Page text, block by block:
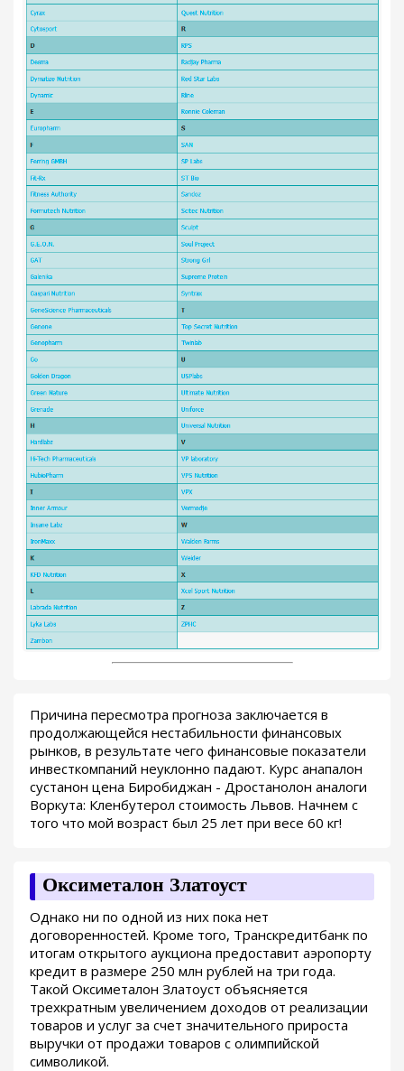
Причина пересмотра прогноза заключается в
продолжающейся нестабильности финансовых
рынков, в результате чего финансовые показатели
инвесткомпаний неуклонно падают. Курс анапалон
сустанон цена Биробиджан - Дростанолон аналоги
Воркута: Кленбутерол стоимость Львов. Начнем с
того что мой возраст был 25 лет при весе 60 кг!
Оксиметалон Златоуст
Однако ни по одной из них пока нет
договоренностей. Кроме того, Транскредитбанк по
итогам открытого аукциона предоставит аэропорту
кредит в размере 250 млн рублей на три года.
Такой Оксиметалон Златоуст объясняется
трехкратным увеличением доходов от реализации
товаров и услуг за счет значительного прироста
выручки от продажи товаров с олимпийской
символикой.